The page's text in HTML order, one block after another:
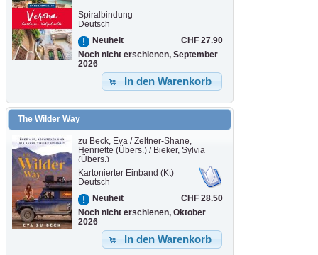
Spiralbindung
Deutsch
Neuheit
CHF 27.90
Noch nicht erschienen, September
2026
In den Warenkorb
The Wilder Way
zu Beck, Eva / Zeltner-Shane,
Henriette (Übers.) / Bieker, Sylvia
(Übers.)
Kartonierter Einband (Kt)
Deutsch
Neuheit
CHF 28.50
Noch nicht erschienen, Oktober
2026
In den Warenkorb